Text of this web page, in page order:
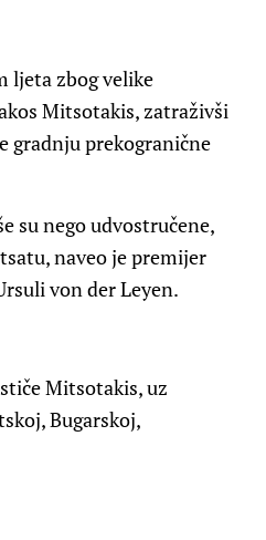
ljeta zbog velike
Mitsotakis, zatraživši
gradnju prekogranične
su nego udvostručene,
naveo je premijer
von der Leyen.
Mitsotakis, uz
Bugarskoj,